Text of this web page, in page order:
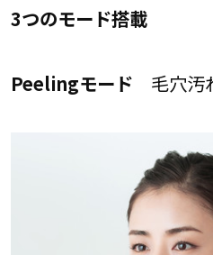
3つのモード搭載
Peelingモード 毛穴汚